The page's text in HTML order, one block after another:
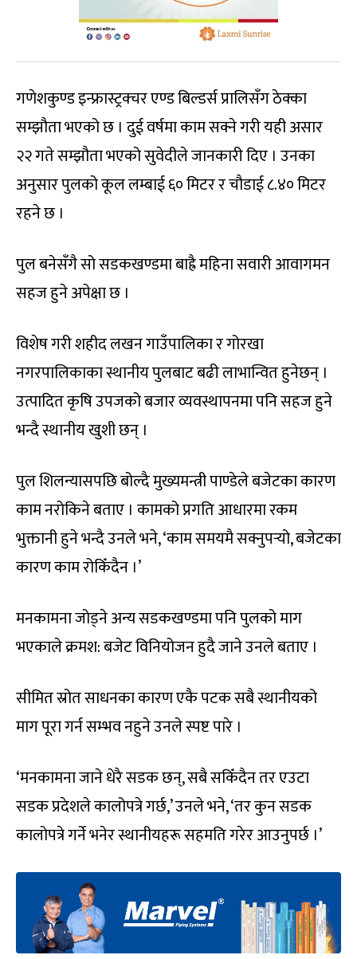
गणेशकुण्ड इन्फ्रास्ट्रक्चर एण्ड बिल्डर्स प्रालिसँग ठेक्का
सम्झौता भएको छ । दुई वर्षमा काम सक्ने गरी यही असार
२२ गते सम्झौता भएको सुवेदीले जानकारी दिए । उनका
अनुसार पुलको कूल लम्बाई ६० मिटर र चौडाई ८.४० मिटर
रहने छ ।
पुल बनेसँगै सो सडकखण्डमा बाह्रै महिना सवारी आवागमन
सहज हुने अपेक्षा छ ।
विशेष गरी शहीद लखन गाउँपालिका र गोरखा
नगरपालिकाका स्थानीय पुलबाट बढी लाभान्वित हुनेछन् ।
उत्पादित कृषि उपजको बजार व्यवस्थापनमा पनि सहज हुने
भन्दै स्थानीय खुशी छन् ।
पुल शिलन्यासपछि बोल्दै मुख्यमन्त्री पाण्डेले बजेटका कारण
काम नरोकिने बताए । कामको प्रगति आधारमा रकम
भुक्तानी हुने भन्दै उनले भने, ‘काम समयमै सक्नुपर्‍यो, बजेटका
कारण काम रोकिँदैन ।’
मनकामना जोड्ने अन्य सडकखण्डमा पनि पुलको माग
भएकाले क्रमश: बजेट विनियोजन हुदै जाने उनले बताए ।
सीमित स्रोत साधनका कारण एकै पटक सबै स्थानीयको
माग पूरा गर्न सम्भव नहुने उनले स्पष्ट पारे ।
‘मनकामना जाने धेरै सडक छन्, सबै सकिँदैन तर एउटा
सडक प्रदेशले कालोपत्रे गर्छ,’ उनले भने, ‘तर कुन सडक
कालोपत्रे गर्ने भनेर स्थानीयहरू सहमति गरेर आउनुपर्छ ।’